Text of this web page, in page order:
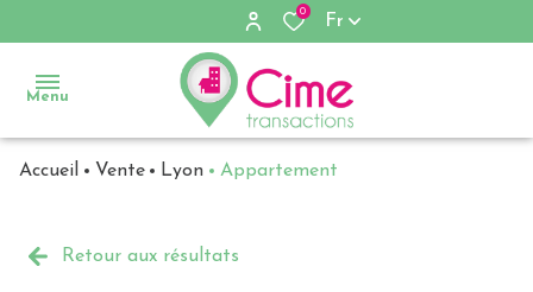
0
Fr
Menu
Ventes
Accueil Vente Lyon Appartement
Retour aux résultats